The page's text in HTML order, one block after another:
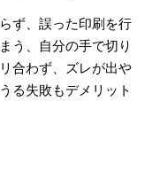
ず、誤った印刷を行
う、自分の手で切り
合わず、ズレが出や
る失敗もデメリット